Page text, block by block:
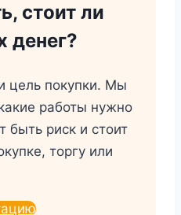
стоит ли
денег?
цель покупки. Мы
работы нужно
быть риск и стоит
торгу или